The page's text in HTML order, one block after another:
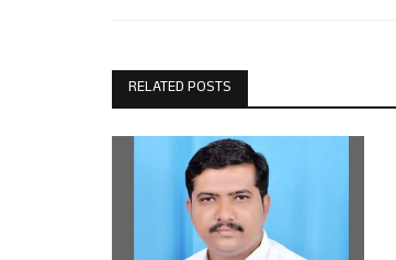
RELATED POSTS